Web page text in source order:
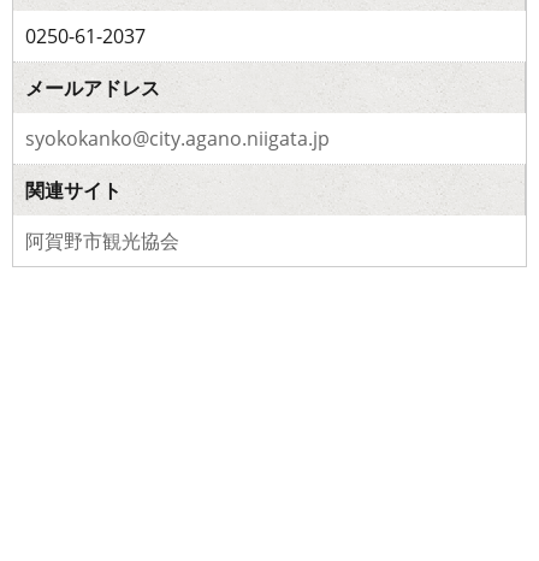
0250-61-2037
メールアドレス
syokokanko@city.agano.niigata.jp
関連サイト
阿賀野市観光協会